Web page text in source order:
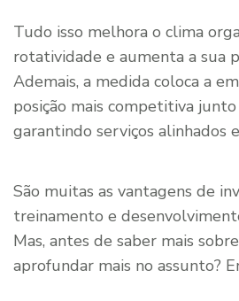
Tudo isso melhora o clima
rotatividade e aumenta a sua
Ademais, a medida coloca a
posição mais competitiva
garantindo serviços alinhados
São muitas as vantagens de
treinamento e
Mas, antes de saber mais
aprofundar mais no assunto?